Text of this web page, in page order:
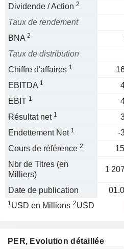
Dividende / Action 2
Taux de rendement
BNA 2
Taux de distribution
Chiffre d'affaires 1
EBITDA 1
EBIT 1
Résultat net 1
Endettement Net 1 -
Cours de référence 2
Nbr de Titres (en
Milliers)
1
Date de publication
1USD en Millions 2USD
PER, Evolution détaillée